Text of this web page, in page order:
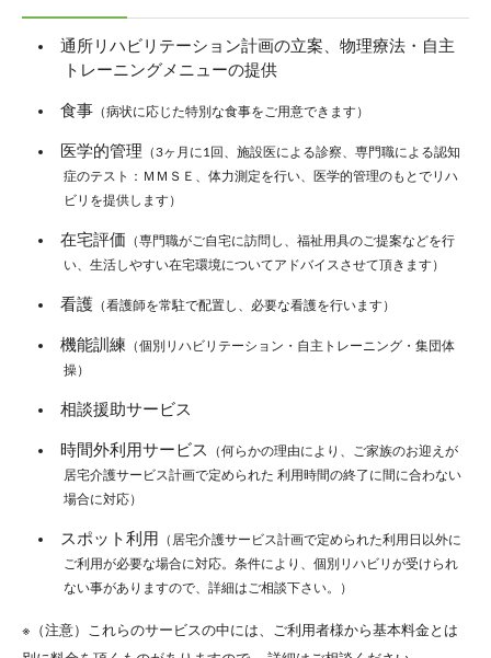
通所リハビリテーション計画の立案、物理療法・自主
トレーニングメニューの提供
食事 （病状に応じた特別な食事をご用意できます）
医学的管理 （3ヶ月に1回、施設医による診察、専門職による認知
症のテスト：ＭＭＳＥ、体力測定を行い、医学的管理のもとでリハ
ビリを提供します）
在宅評価 （専門職がご自宅に訪問し、福祉用具のご提案などを行
い、生活しやすい在宅環境についてアドバイスさせて頂きます）
看護 （看護師を常駐で配置し、必要な看護を行います）
機能訓練 （個別リハビリテーション・自主トレーニング・集団体
操）
相談援助サービス
時間外利用サービス
（何らかの理由により、ご家族のお迎えが
居宅介護サービス計画で定められた 利用時間の終了に間に合わない
場合に対応）
スポット利用
（居宅介護サービス計画で定められた利用日以外に
ご利用が必要な場合に対応。条件により、個別リハビリが受けられ
ない事がありますので、詳細はご相談下さい。）
※（注意）これらのサービスの中には、ご利用者様から基本料金とは